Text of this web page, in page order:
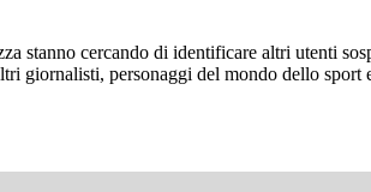
stanno cercando di identificare altri utenti
giornalisti, personaggi del mondo dello sport